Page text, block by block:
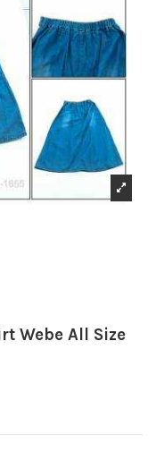
Webe All Size